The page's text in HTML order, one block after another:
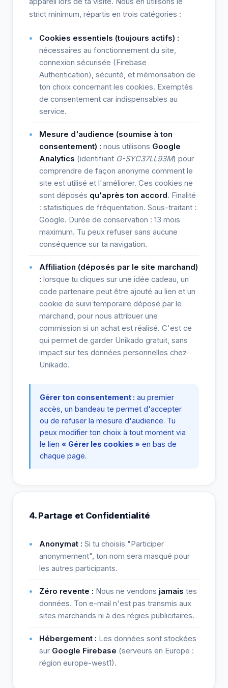
strict minimum, répartis en trois catégories :
Cookies essentiels (toujours actifs) :
nécessaires au fonctionnement du site,
connexion sécurisée (Firebase
Authentication), sécurité, et mémorisation de
ton choix concernant les cookies. Exemptés
de consentement car indispensables au
service.
Mesure d'audience (soumise à ton
consentement) : nous utilisons Google
Analytics (identifiant G-SYC37LL93M) pour
comprendre de façon anonyme comment le
site est utilisé et l'améliorer. Ces cookies ne
sont déposés qu'après ton accord. Finalité
: statistiques de fréquentation. Sous-traitant :
Google. Durée de conservation : 13 mois
maximum. Tu peux refuser sans aucune
conséquence sur ta navigation.
Affiliation (déposés par le site marchand)
: lorsque tu cliques sur une idée cadeau, un
code partenaire peut être ajouté au lien et un
cookie de suivi temporaire déposé par le
marchand, pour nous attribuer une
commission si un achat est réalisé. C'est ce
qui permet de garder Unikado gratuit, sans
impact sur tes données personnelles chez
Unikado.
Gérer ton consentement : au premier
accès, un bandeau te permet d'accepter
ou de refuser la mesure d'audience. Tu
peux modifier ton choix à tout moment via
le lien « Gérer les cookies » en bas de
chaque page.
4. Partage et Confidentialité
Anonymat : Si tu choisis "Participer
anonymement", ton nom sera masqué pour
les autres participants.
Zéro revente : Nous ne vendons jamais tes
données. Ton e-mail n'est pas transmis aux
sites marchands ni à des régies publicitaires.
Hébergement : Les données sont stockées
sur Google Firebase (serveurs en Europe :
région europe-west1).